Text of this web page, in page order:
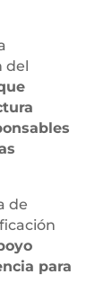
del
de
para